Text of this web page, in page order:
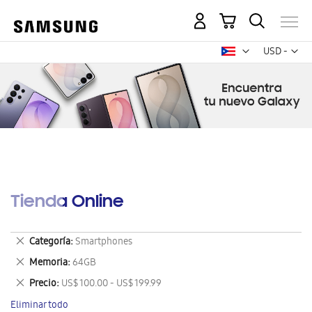
USD -
dólar
Mi carrito
Tienda Online
Categoría Smartphones
Eliminar
este
artículo
Memoria 64GB
Eliminar
este
artículo
Precio US$ 100.00 - US$ 199.99
Eliminar
este
Eliminar todo